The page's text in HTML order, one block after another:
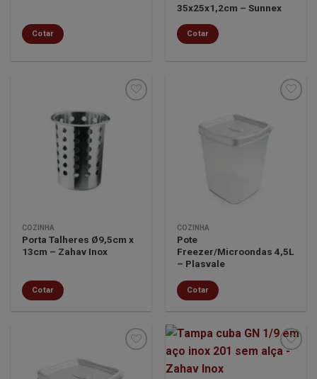
Cotar
35x25x1,2cm – Sunnex
Cotar
desejos
COZINHA
Porta Talheres Ø9,5cm x
13cm – Zahav Inox
Cotar
COZINHA
Pote
Freezer/Microondas 4,5L
– Plasvale
Cotar